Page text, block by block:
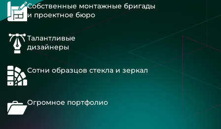
Собственные монтажные бригады
и проектное бюро
Талантливые
дизайнеры
Сотни образцов стекла и зеркал
Огромное портфолио